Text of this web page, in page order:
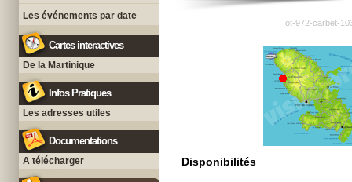
Les événements par date
Cartes interactives
De la Martinique
Infos Pratiques
Les adresses utiles
Documentations
A télécharger
ot-972-carbet-
Disponibilités